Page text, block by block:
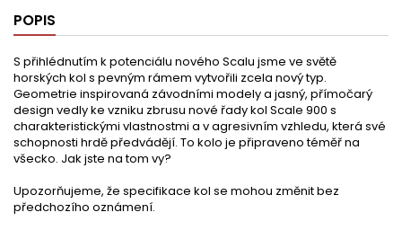
POPIS
S přihlédnutím k potenciálu nového Scalu jsme ve světě
horských kol s pevným rámem vytvořili zcela nový typ.
Geometrie inspirovaná závodními modely a jasný, přímočarý
design vedly ke vzniku zbrusu nové řady kol Scale 900 s
charakteristickými vlastnostmi a v agresivním vzhledu, která své
schopnosti hrdě předvádějí. To kolo je připraveno téměř na
všecko. Jak jste na tom vy?
Upozorňujeme, že specifikace kol se mohou změnit bez
předchozího oznámení.